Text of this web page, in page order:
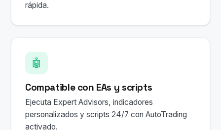
rápida.
🤖
Compatible con EAs y scripts
Ejecuta Expert Advisors, indicadores
personalizados y scripts 24/7 con AutoTrading
activado.